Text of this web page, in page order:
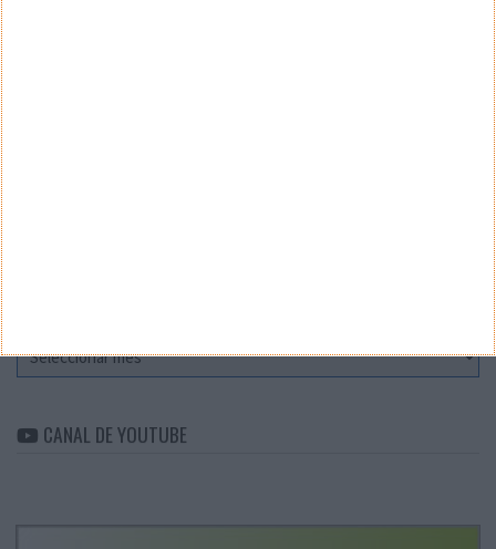
CANAL DE YOUTUBE